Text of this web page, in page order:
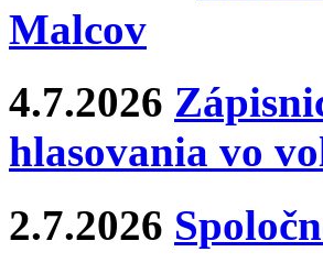
Malcov
4.7.2026
hlasovania vo
2.7.2026